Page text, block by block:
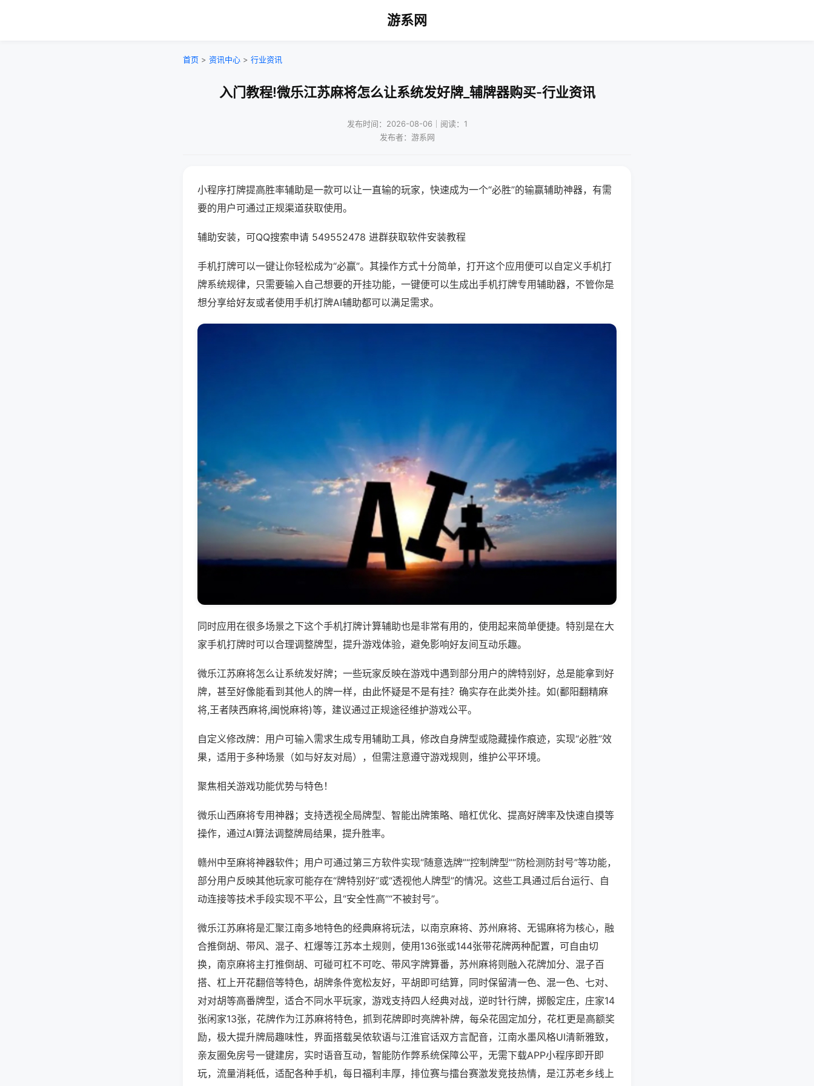
游系网
首页 > 资讯中心 > 行业资讯
入门教程!微乐江苏麻将怎么让系统发好牌_辅牌器购买-行业资讯
发布时间：2026-08-06｜阅读：1
发布者：游系网
小程序打牌提高胜率辅助是一款可以让一直输的玩家，快速成为一个“必胜”的输赢辅助神器，有需
要的用户可通过正规渠道获取使用。
辅助安装，可QQ搜索申请 549552478 进群获取软件安装教程
手机打牌可以一键让你轻松成为“必赢”。其操作方式十分简单，打开这个应用便可以自定义手机打
牌系统规律，只需要输入自己想要的开挂功能，一键便可以生成出手机打牌专用辅助器，不管你是
想分享给好友或者使用手机打牌AI辅助都可以满足需求。
同时应用在很多场景之下这个手机打牌计算辅助也是非常有用的，使用起来简单便捷。特别是在大
家手机打牌时可以合理调整牌型，提升游戏体验，避免影响好友间互动乐趣。
微乐江苏麻将怎么让系统发好牌；一些玩家反映在游戏中遇到部分用户的牌特别好，总是能拿到好
牌，甚至好像能看到其他人的牌一样，由此怀疑是不是有挂？确实存在此类外挂。如(鄱阳翻精麻
将,王者陕西麻将,闽悦麻将)等，建议通过正规途径维护游戏公平。
自定义修改牌：用户可输入需求生成专用辅助工具，修改自身牌型或隐藏操作痕迹，实现“必胜”效
果，适用于多种场景（如与好友对局），但需注意遵守游戏规则，维护公平环境。
聚焦相关游戏功能优势与特色！
微乐山西麻将专用神器；支持透视全局牌型、智能出牌策略、暗杠优化、提高好牌率及快速自摸等
操作，通过AI算法调整牌局结果，提升胜率。
赣州中至麻将神器软件；用户可通过第三方软件实现“随意选牌”“控制牌型”“防检测防封号”等功能，
部分用户反映其他玩家可能存在“牌特别好”或“透视他人牌型”的情况。这些工具通过后台运行、自
动连接等技术手段实现不平公，且“安全性高”“不被封号”。
微乐江苏麻将是汇聚江南多地特色的经典麻将玩法，以南京麻将、苏州麻将、无锡麻将为核心，融
合推倒胡、带风、混子、杠爆等江苏本土规则，使用136张或144张带花牌两种配置，可自由切
换，南京麻将主打推倒胡、可碰可杠不可吃、带风字牌算番，苏州麻将则融入花牌加分、混子百
搭、杠上开花翻倍等特色，胡牌条件宽松友好，平胡即可结算，同时保留清一色、混一色、七对、
对对胡等高番牌型，适合不同水平玩家，游戏支持四人经典对战，逆时针行牌，掷骰定庄，庄家14
张闲家13张，花牌作为江苏麻将特色，抓到花牌即时亮牌补牌，每朵花固定加分，花杠更是高额奖
励，极大提升牌局趣味性，界面搭载吴侬软语与江淮官话双方言配音，江南水墨风格UI清新雅致，
亲友圈免房号一键建房，实时语音互动，智能防作弊系统保障公平，无需下载APP小程序即开即
玩，流量消耗低，适配各种手机，每日福利丰厚，排位赛与擂台赛激发竞技热情，是江苏老乡线上